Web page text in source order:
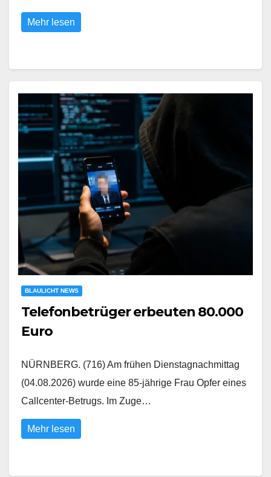
Mehr lesen
BLAULICHT NEWS
Telefonbetrüger erbeuten 80.000
Euro
NÜRNBERG. (716) Am frühen Dienstagnachmittag
(04.08.2026) wurde eine 85-jährige Frau Opfer eines
Callcenter-Betrugs. Im Zuge…
Mehr lesen